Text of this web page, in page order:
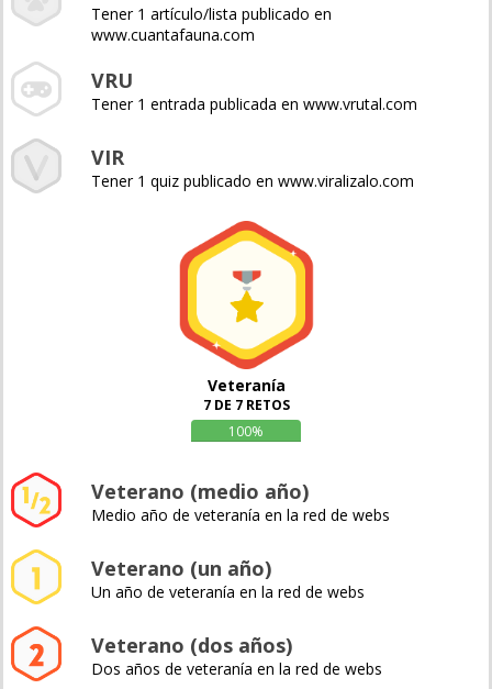
Tener 1 artículo/lista publicado en
www.cuantafauna.com
VRU
Tener 1 entrada publicada en www.vrutal.com
VIR
Tener 1 quiz publicado en www.viralizalo.com
Veteranía
7 DE 7 RETOS
100%
Veterano (medio año)
Medio año de veteranía en la red de webs
Veterano (un año)
Un año de veteranía en la red de webs
Veterano (dos años)
Dos años de veteranía en la red de webs